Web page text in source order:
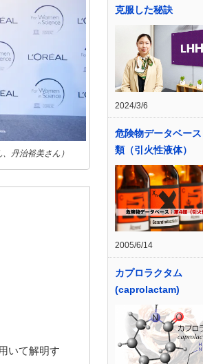
丹治裕美さん）
いて解明す
克服した秘訣
2024/3/6
危険物データベー
類（引火性液体）
2005/6/14
カプロラクタム
(caprolactam)